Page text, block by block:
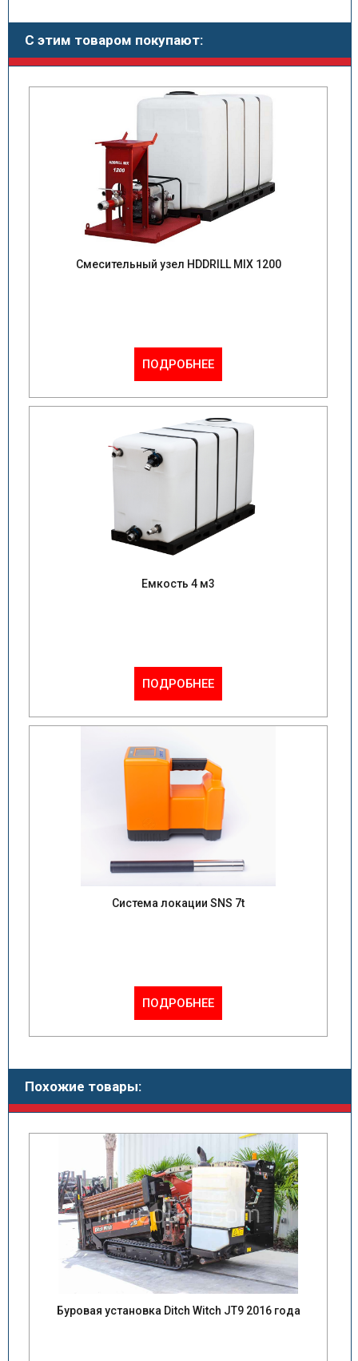
С этим товаром покупают:
Смесительный узел HDDRILL MIX 1200
ПОДРОБНЕЕ
Емкость 4 м3
ПОДРОБНЕЕ
Система локации SNS 7t
ПОДРОБНЕЕ
Похожие товары:
Буровая установка Ditch Witch JT9 2016 года